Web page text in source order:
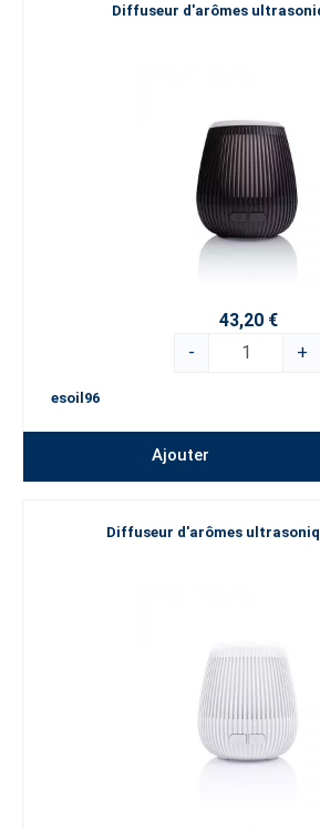
Diffuseur d'arômes
43,20 €
-
+
esoil96
Ajouter
Diffuseur d'arômes